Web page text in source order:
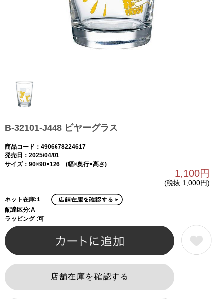
B-32101-J448 ビヤーグラス
商品コード：4906678224617
発売日：2025/04/01
サイズ：90×90×126 (幅×奥行×高さ)
1,100円
(税抜 1,000円)
ネット在庫:1
配達区分:A
ラッピング :可